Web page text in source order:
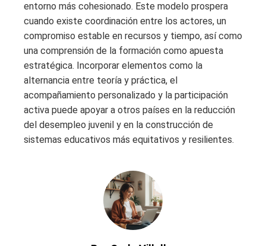
entorno más cohesionado. Este modelo prospera
cuando existe coordinación entre los actores, un
compromiso estable en recursos y tiempo, así como
una comprensión de la formación como apuesta
estratégica. Incorporar elementos como la
alternancia entre teoría y práctica, el
acompañamiento personalizado y la participación
activa puede apoyar a otros países en la reducción
del desempleo juvenil y en la construcción de
sistemas educativos más equitativos y resilientes.